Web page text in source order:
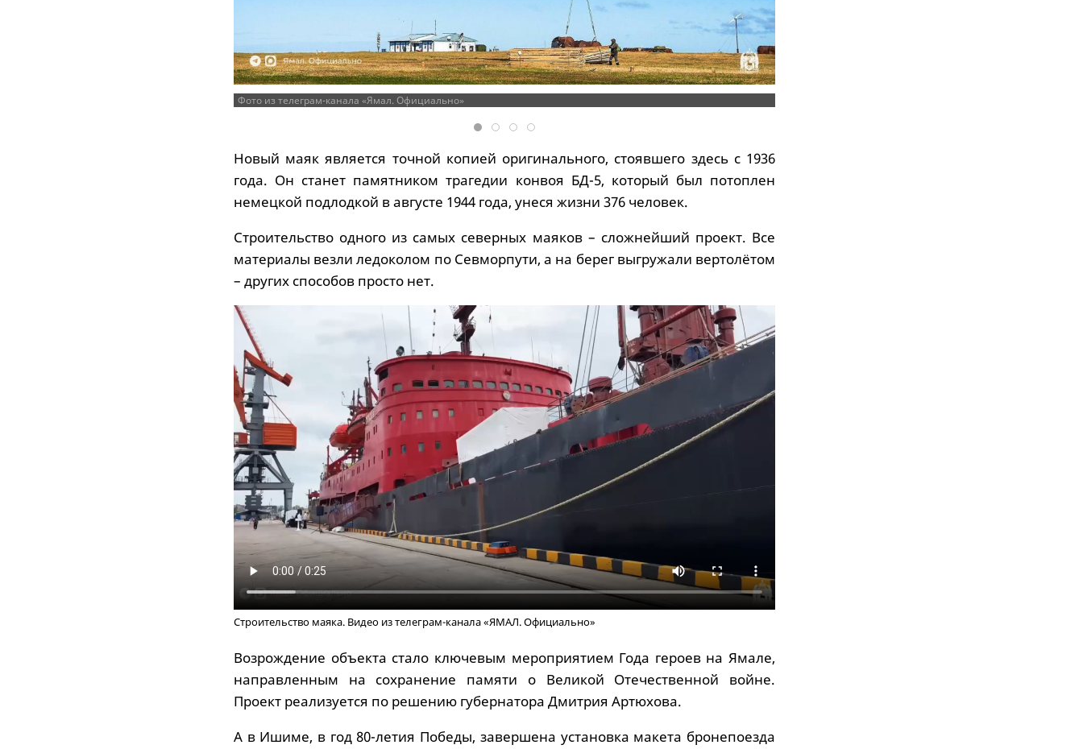
Фото из телеграм-канала «Ямал. Официально»
Новый маяк является точной копией оригинального, стоявшего здесь с 1936
года. Он станет памятником трагедии конвоя БД-5, который был потоплен
немецкой подлодкой в августе 1944 года, унеся жизни 376 человек.
Строительство одного из самых северных маяков – сложнейший проект. Все
материалы везли ледоколом по Севморпути, а на берег выгружали вертолётом
– других способов просто нет.
Строительство маяка. Видео из телеграм-канала «ЯМАЛ. Официально»
Возрождение объекта стало ключевым мероприятием Года героев на Ямале,
направленным на сохранение памяти о Великой Отечественной войне.
Проект реализуется по решению губернатора Дмитрия Артюхова.
А в Ишиме, в год 80-летия Победы, завершена установка макета бронепоезда